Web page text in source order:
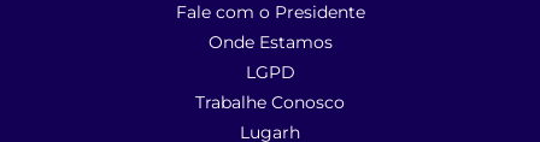
Fale com o Presidente
Onde Estamos
LGPD
Trabalhe Conosco
Lugarh